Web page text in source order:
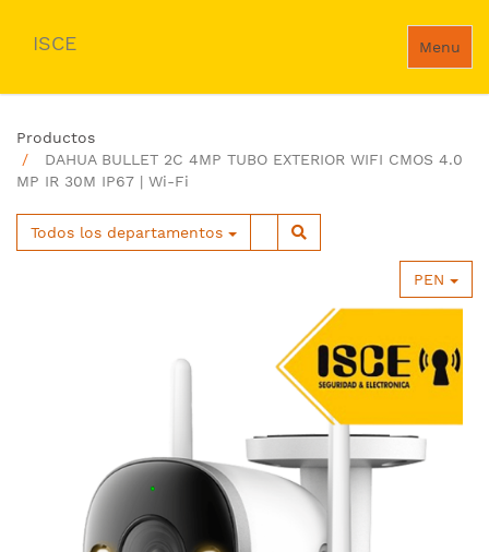
Menu
ISCE
Productos
DAHUA BULLET 2C 4MP TUBO EXTERIOR WIFI CMOS 4.0
MP IR 30M IP67 | Wi-Fi
Todos los departamentos
PEN